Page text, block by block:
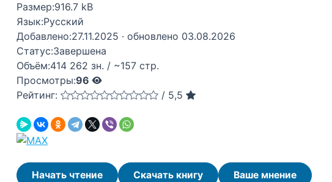
Размер:916.7 kB
Язык:Русский
Добавлено:27.11.2025 · обновлено 03.08.2026
Статус:Завершена
Объём:414 262 зн. / ~157 стр.
Просмотры:96
Рейтинг:
/ 5,5
Начать чтение Скачать книгу Ваше мнение